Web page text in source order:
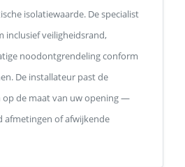
isolatiewaarde. De specialist
inclusief veiligheidsrand,
noodontgrendeling conform
De installateur past de
op de maat van uw opening —
afmetingen of afwijkende